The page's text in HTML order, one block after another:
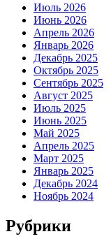
Июль 2026
Июнь 2026
Апрель 2026
Январь 2026
Декабрь 2025
Октябрь 2025
Сентябрь 2025
Август 2025
Июль 2025
Июнь 2025
Май 2025
Апрель 2025
Март 2025
Январь 2025
Декабрь 2024
Ноябрь 2024
Рубрики